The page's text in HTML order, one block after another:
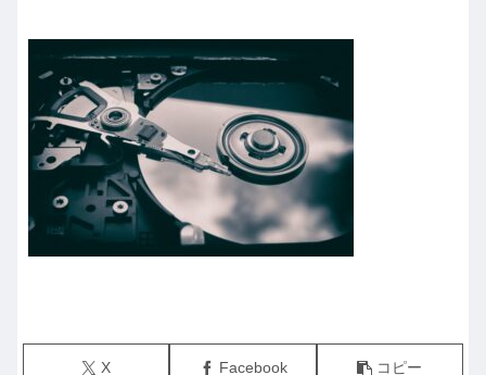
X Facebook コピー